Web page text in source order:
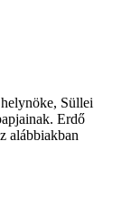
Süllei
Erdő
alábbiakban